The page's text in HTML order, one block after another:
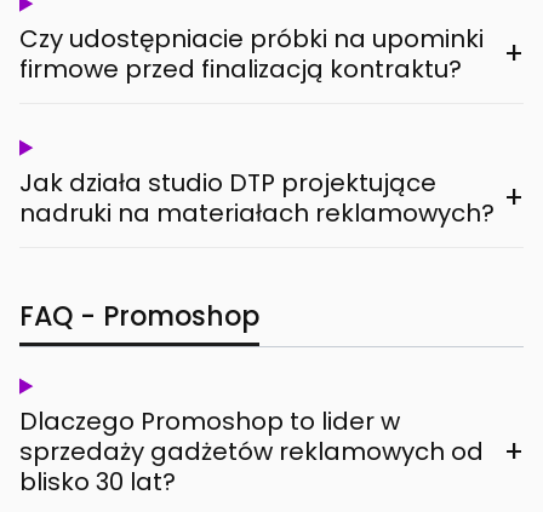
Czy udostępniacie próbki na upominki
firmowe przed finalizacją kontraktu?
+
Jak działa studio DTP projektujące
nadruki na materiałach reklamowych? +
FAQ - Promoshop
Dlaczego Promoshop to lider w
sprzedaży gadżetów reklamowych od
blisko 30 lat?
+